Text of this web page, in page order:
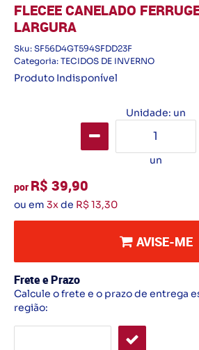
FLECEE CANELADO
LARGURA
Sku: SF56D4GT594SFDD23F
Categoria: TECIDOS DE INVERNO
Produto Indisponível
Unidade: un
un
por R$ 39,90
ou em 3xde R$ 13,30
AVISE-ME
Frete e Prazo
Calcule o frete e o prazo de entrega
região: